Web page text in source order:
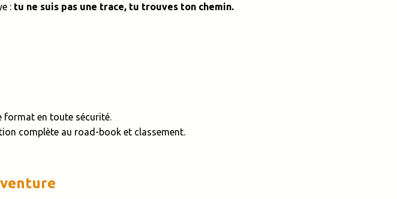
: tu ne suis pas une trace, tu trouves ton chemin.
format en toute sécurité.
complète au road-book et classement.